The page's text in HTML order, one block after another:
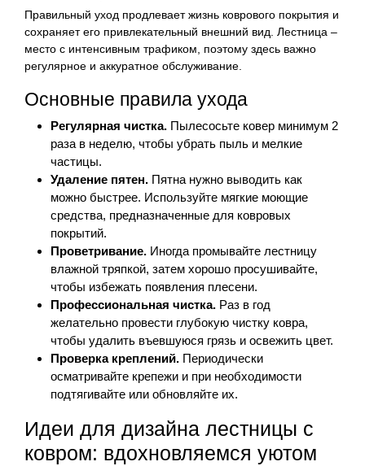
Правильный уход продлевает жизнь коврового покрытия и
сохраняет его привлекательный внешний вид. Лестница –
место с интенсивным трафиком, поэтому здесь важно
регулярное и аккуратное обслуживание.
Основные правила ухода
Регулярная чистка. Пылесосьте ковер минимум 2
раза в неделю, чтобы убрать пыль и мелкие
частицы.
Удаление пятен. Пятна нужно выводить как
можно быстрее. Используйте мягкие моющие
средства, предназначенные для ковровых
покрытий.
Проветривание. Иногда промывайте лестницу
влажной тряпкой, затем хорошо просушивайте,
чтобы избежать появления плесени.
Профессиональная чистка. Раз в год
желательно провести глубокую чистку ковра,
чтобы удалить въевшуюся грязь и освежить цвет.
Проверка креплений. Периодически
осматривайте крепежи и при необходимости
подтягивайте или обновляйте их.
Идеи для дизайна лестницы с
ковром: вдохновляемся уютом